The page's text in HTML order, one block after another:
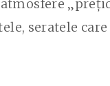
seratele care